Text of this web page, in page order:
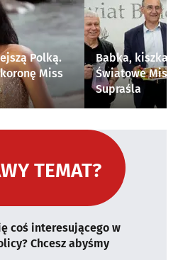
Polką.
Miss
Babka, kiszka i
Światowe
Supraśla
TEMAT?
coś interesującego w
Chcesz abyśmy